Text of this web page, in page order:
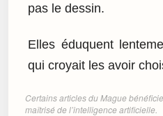
pas le dessin.
Elles éduquent
qui croyait les avoir
Certains articles du Mague
maîtrisé de l’intelligence artificielle.